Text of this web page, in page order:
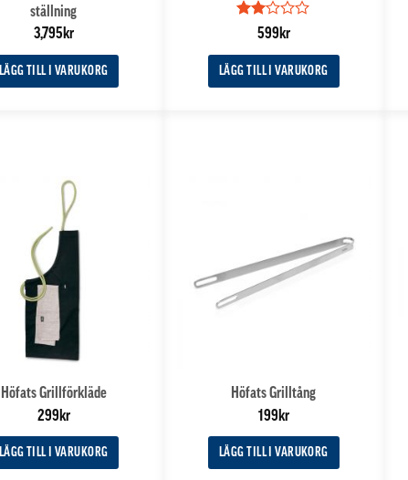
ställning
3,795kr
LÄGG TILL I VARUKORG
Betygsatt
5
599kr
LÄGG TILL I VARUKORG
Höfats Grillförkläde
299kr
LÄGG TILL I VARUKORG
Höfats Grilltång
199kr
LÄGG TILL I VARUKORG